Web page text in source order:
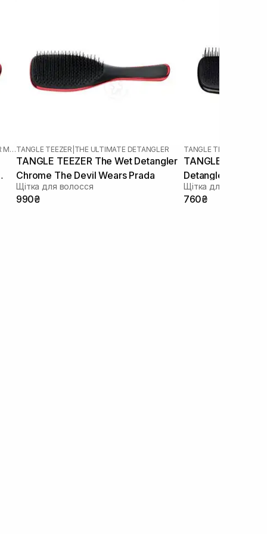
THE ULTIMATE DETANGLER MINITANGLE TEEZER THE ULTIMATE DETANGLER
TANGLE TEEZER The Wet Detangler
Chrome The Devil Wears Prada
Щітка для волосся
990₴
TANGLE TEEZER
TANGLE TEEZER
Detangler
Щітка для волосся
760₴